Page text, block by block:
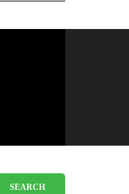
SEARCH